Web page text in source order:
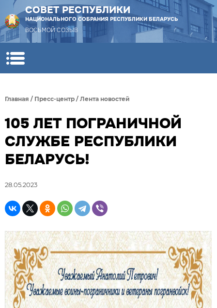
СОВЕТ РЕСПУБЛИКИ
НАЦИОНАЛЬНОГО СОБРАНИЯ РЕСПУБЛИКИ БЕЛАРУСЬ
ВОСЬМОЙ СОЗЫВ
Главная / Пресс-центр / Лента новостей
105 ЛЕТ ПОГРАНИЧНОЙ
СЛУЖБЕ РЕСПУБЛИКИ
БЕЛАРУСЬ!
28.05.2023